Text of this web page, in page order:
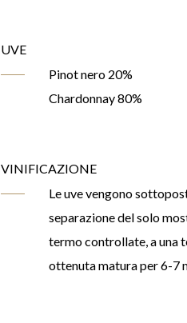
UVE
Pinot nero 20%
Chardonnay 80%
VINIFICAZIONE
Le uve vengono
separazione del solo
termo controllate, a una
ottenuta matura per 6-7